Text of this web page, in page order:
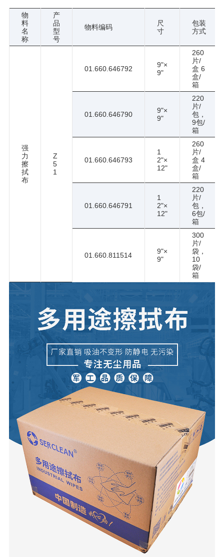
物
料
名
称
产
品
型
号
物料编码
尺
寸
包装
方式
强
力
擦
拭
布
Z
5
1
01.660.646792
9"×
9"
260
片/
盒 6
盒/
箱
01.660.646790
9"×
9"
220
片/
包，
9包/
箱
01.660.646793
1
2"×
12"
260
片/
盒 4
盒/
箱
01.660.646791
1
2"×
12"
220
片/
包，
6包/
箱
01.660.811514
9"×
9"
300
片/
袋，
10
袋/
箱